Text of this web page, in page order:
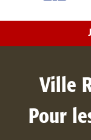
Ville
Pour